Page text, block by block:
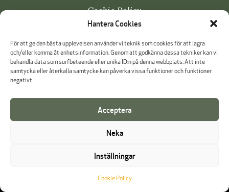
Hantera Cookies
För att ge den bästa upplevelsen använder vi teknik som cookies för att lagra
och/eller komma åt enhetsinformation. Genom att godkänna dessa tekniker kan vi
behandla data som surfbeteende eller unika ID:n på denna webbplats. Att inte
samtycka eller återkalla samtycke kan påverka vissa funktioner och funktioner
negativt.
Acceptera
Neka
Inställningar
Cookie Policy
Cookie Policy